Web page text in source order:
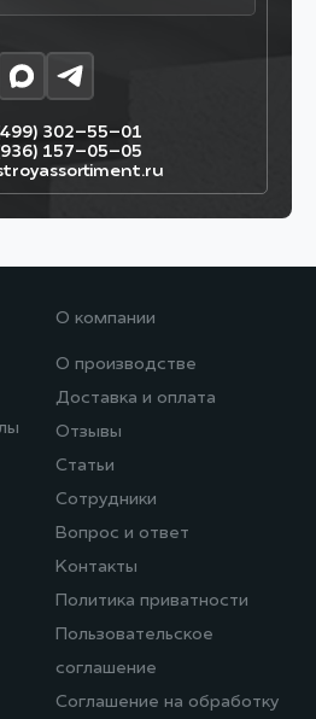
302–55–01
157–05–05
О компании
О производстве
Доставка и оплата
Отзывы
Статьи
Сотрудники
Вопрос и ответ
Контакты
Политика приватности
Пользовательское
соглашение
Соглашение на обработку